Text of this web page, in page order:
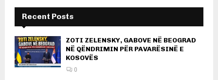
Recent Posts
ZOTI ZELENSKY, GABOVE NË BEOGRAD
NË QËNDRIMIN PËR PAVARËSINË E
KOSOVËS
0